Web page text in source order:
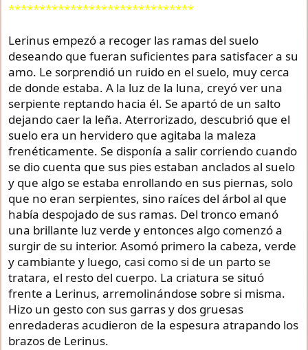
******************************
Lerinus empezó a recoger las ramas del suelo
deseando que fueran suficientes para satisfacer a su
amo. Le sorprendió un ruido en el suelo, muy cerca
de donde estaba. A la luz de la luna, creyó ver una
serpiente reptando hacia él. Se apartó de un salto
dejando caer la leña. Aterrorizado, descubrió que el
suelo era un hervidero que agitaba la maleza
frenéticamente. Se disponía a salir corriendo cuando
se dio cuenta que sus pies estaban anclados al suelo
y que algo se estaba enrollando en sus piernas, solo
que no eran serpientes, sino raíces del árbol al que
había despojado de sus ramas. Del tronco emanó
una brillante luz verde y entonces algo comenzó a
surgir de su interior. Asomó primero la cabeza, verde
y cambiante y luego, casi como si de un parto se
tratara, el resto del cuerpo. La criatura se situó
frente a Lerinus, arremolinándose sobre si misma.
Hizo un gesto con sus garras y dos gruesas
enredaderas acudieron de la espesura atrapando los
brazos de Lerinus.